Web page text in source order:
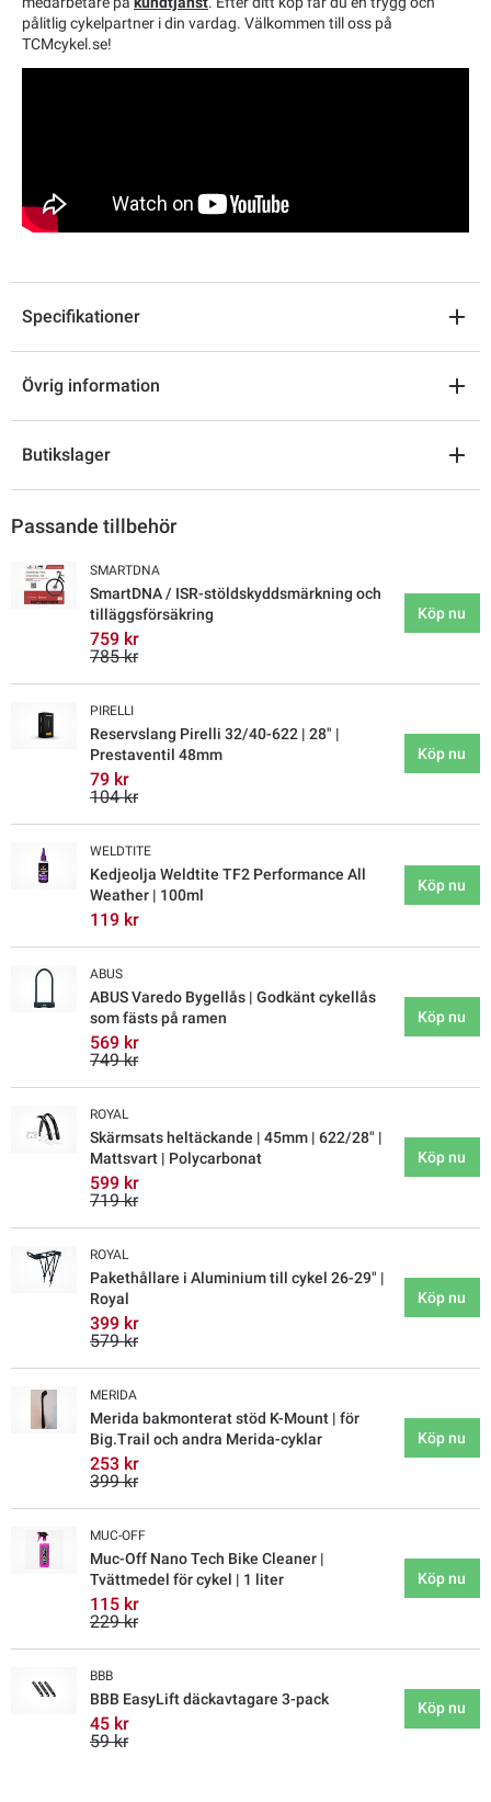
pålitlig cykelpartner i din vardag. Välkommen till oss på
TCMcykel.se!
Specifikationer
Övrig information
Butikslager
Passande tillbehör
SMARTDNA
SmartDNA / ISR-stöldskyddsmärkning och
tilläggsförsäkring
759 kr
785 kr
Köp nu
PIRELLI
Reservslang Pirelli 32/40-622 | 28" |
Prestaventil 48mm
79 kr
104 kr
Köp nu
WELDTITE
Kedjeolja Weldtite TF2 Performance All
Weather | 100ml
119 kr
Köp nu
ABUS
ABUS Varedo Bygellås | Godkänt cykellås
som fästs på ramen
569 kr
749 kr
Köp nu
ROYAL
Skärmsats heltäckande | 45mm | 622/28" |
Mattsvart | Polycarbonat
599 kr
719 kr
Köp nu
ROYAL
Pakethållare i Aluminium till cykel 26-29" |
Royal
399 kr
579 kr
Köp nu
MERIDA
Merida bakmonterat stöd K-Mount | för
Big.Trail och andra Merida-cyklar
253 kr
399 kr
Köp nu
MUC-OFF
Muc-Off Nano Tech Bike Cleaner |
Tvättmedel för cykel | 1 liter
115 kr
229 kr
Köp nu
BBB
BBB EasyLift däckavtagare 3-pack
45 kr
59 kr
Köp nu